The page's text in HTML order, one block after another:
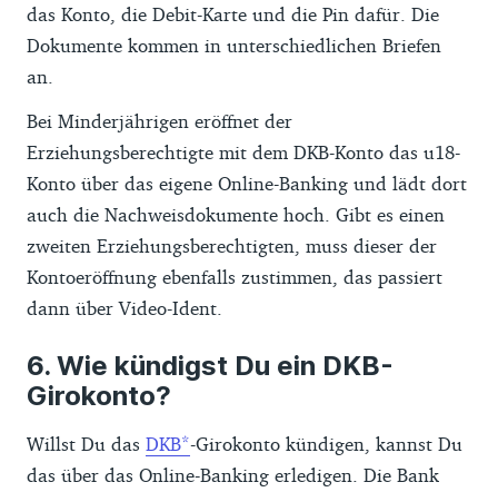
das Konto, die Debit-Karte und die Pin dafür. Die
Dokumente kommen in unterschiedlichen Briefen
an.
Bei Minderjährigen eröffnet der
Erziehungsberechtigte mit dem DKB-Konto das u18-
Konto über das eigene Online-Banking und lädt dort
auch die Nachweisdokumente hoch. Gibt es einen
zweiten Erziehungsberechtigten, muss dieser der
Kontoeröffnung ebenfalls zustimmen, das passiert
dann über Video-Ident.
Wie kündigst Du ein DKB-
Girokonto?
Willst Du das DKB -Girokonto kündigen, kannst Du
das über das Online-Banking erledigen. Die Bank